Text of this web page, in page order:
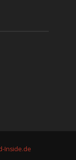
Inside.de